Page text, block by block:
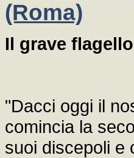
(Roma)
Il grave
"Dacci oggi il
comincia la
suoi discepoli e